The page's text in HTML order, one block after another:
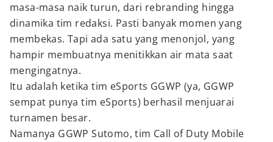
masa-masa naik turun, dari rebranding hingga
dinamika tim redaksi. Pasti banyak momen yang
membekas. Tapi ada satu yang menonjol, yang
hampir membuatnya menitikkan air mata saat
mengingatnya.
Itu adalah ketika tim eSports GGWP (ya, GGWP
sempat punya tim eSports) berhasil menjuarai
turnamen besar.
Namanya GGWP Sutomo, tim Call of Duty Mobile